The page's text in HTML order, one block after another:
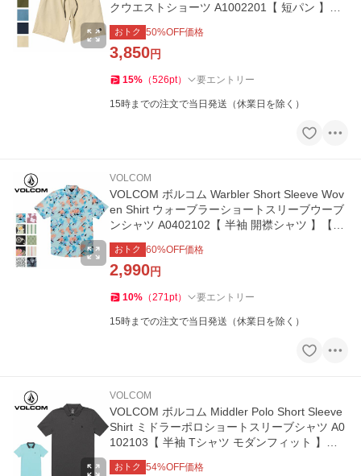
クウエストショーツ A1002201【 短パン 】
【メール便・代引不可】
おトク 50%OFF価格
3,850円
15% （526pt） 要エントリー
15時までの注文で当日発送（休業日を除く）
VOLCOM
VOLCOM ボルコム Warbler Short Sleeve Wov
en Shirt ウォーブラーショートスリーブウーブ
ンシャツ A0402102【 半袖 開襟シャツ 】【メ
ール便・代引不可】
おトク 60%OFF価格
2,990円
10% （271pt） 要エントリー
15時までの注文で当日発送（休業日を除く）
VOLCOM
VOLCOM ボルコム Middler Polo Short Sleeve
Shirt ミドラーポロショートスリーブシャツ A0
102103【 半袖 Tシャツ モダンフィット 】
【メール便・代引不可】
おトク 54%OFF価格